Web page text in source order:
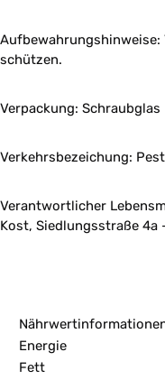
Aufbewahrungshinweise:
schützen.
Verpackung: Schraubglas
Verkehrsbezeichung:
Verantwortlicher
Kost, Siedlungsstraße 4a
Energie
Fett